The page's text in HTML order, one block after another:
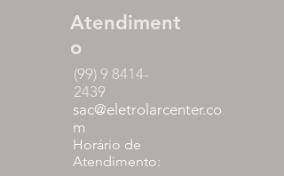
Atendiment
o
(99) 9 8414-
2439
sac@eletrolarcenter.co
m
Horário de
Atendimento: